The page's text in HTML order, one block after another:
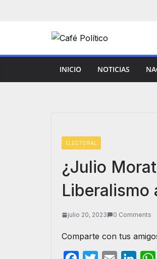
INICIO NOTICIAS
ELECTORAL
¿Julio
Liberalismo
julio 20, 2023 0 Comments
Comparte con tus